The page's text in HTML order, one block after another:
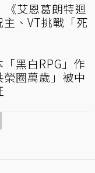
艾恩葛朗特迴
、VT挑戰「死
黑白RPG」作
圈萬歲」被中